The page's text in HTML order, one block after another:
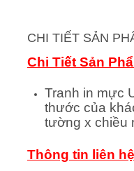
CHI TIẾT SẢN
Chi Tiết Sản
Tranh in mực
thước của
tường x chiều
Thông tin liên